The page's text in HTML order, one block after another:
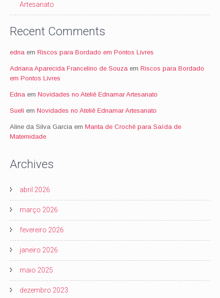
Artesanato
Recent Comments
edna em Riscos para Bordado em Pontos Livres
Adriana Aparecida Francelino de Souza em Riscos para Bordado
em Pontos Livres
Edna em Novidades no Ateliê Ednamar Artesanato
Sueli em Novidades no Ateliê Ednamar Artesanato
Aline da Silva Garcia em Manta de Crochê para Saída de
Maternidade
Archives
abril 2026
março 2026
fevereiro 2026
janeiro 2026
maio 2025
dezembro 2023